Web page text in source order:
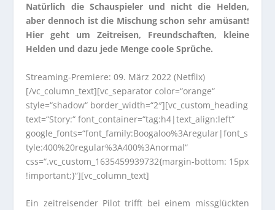
Natürlich die Schauspieler und nicht die Helden,
aber dennoch ist die Mischung schon sehr amüsant!
Hier geht um Zeitreisen, Freundschaften, kleine
Helden und dazu jede Menge coole Sprüche.
Streaming-Premiere: 09. März 2022 (Netflix)
[/vc_column_text][vc_separator color=“orange“
style=“shadow“ border_width=“2″][vc_custom_heading
text=“Story:“ font_container=“tag:h4|text_align:left“
google_fonts=“font_family:Boogaloo%3Aregular|font_s
tyle:400%20regular%3A400%3Anormal“
css=“.vc_custom_1635459939732{margin-bottom: 15px
!important;}“][vc_column_text]
Ein zeitreisender Pilot trifft bei einem missglückten